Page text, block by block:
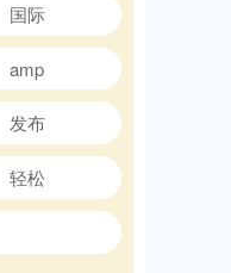
国际
amp
发布
轻松